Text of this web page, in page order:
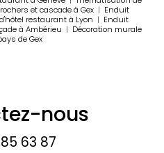
et cascade à Gex | Enduit
restaurant à Lyon | Enduit
à Ambérieu | Décoration murale
de Gex
nous
63 87